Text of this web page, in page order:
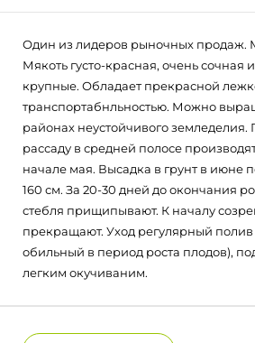
Один из лидеров рыночных продаж.
Мякоть густо-красная, очень сочная
крупные. Обладает прекрасной
транспортабнльностью. Можно
районах неустойчивого земледелия.
рассаду в средней полосе
начале мая. Высадка в грунт в июне
160 см. За 20-30 дней до окончания
стебля прищипывают. К началу
прекращают. Уход регулярный
обильный в период роста плодов),
легким окучиваним.